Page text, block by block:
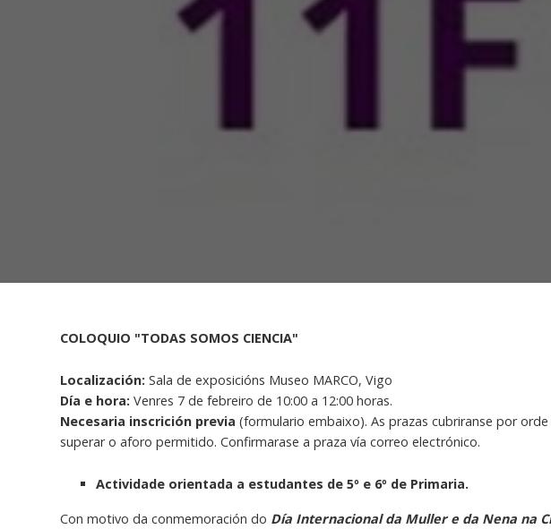
COLOQUIO "TODAS SOMOS CIENCIA"
Localización: Sala de exposicións Museo MARCO, Vigo
Día e hora: Venres 7 de febreiro de 10:00 a 12:00 horas.
Necesaria inscrición previa (formulario embaixo). As prazas cubriranse por orde
superar o aforo permitido. Confirmarase a praza vía correo electrónico.
Actividade orientada a estudantes de 5º e 6º de Primaria.
Con motivo da conmemoración do Día Internacional da Muller e da Nena na